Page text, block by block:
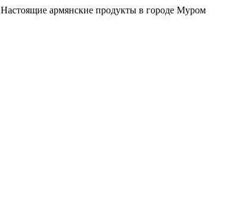
Настоящие армянские продукты в городе Муром